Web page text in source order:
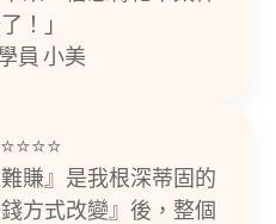
！」
員 小美
賺』是我根深蒂固的
方式改變』後，整個